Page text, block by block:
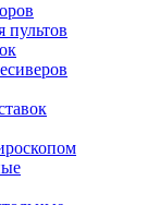
пультов